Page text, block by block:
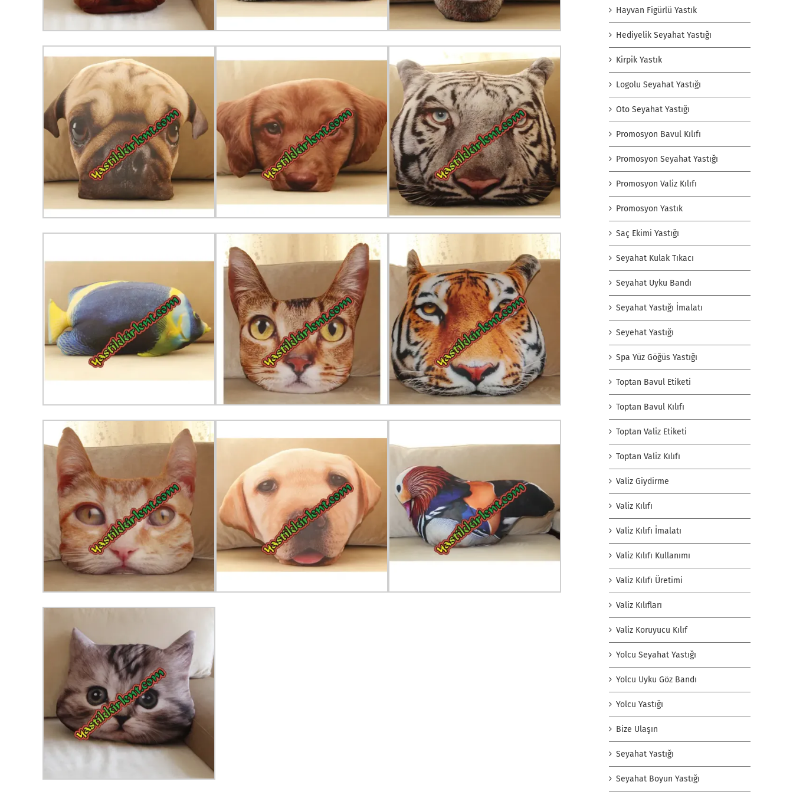
Hayvan Figürlü Yastık
Hediyelik Seyahat Yastığı
Kirpik Yastık
Logolu Seyahat Yastığı
Oto Seyahat Yastığı
Promosyon Bavul Kılıfı
Promosyon Seyahat Yastığı
Promosyon Valiz Kılıfı
Promosyon Yastık
Saç Ekimi Yastığı
Seyahat Kulak Tıkacı
Seyahat Uyku Bandı
Seyahat Yastığı İmalatı
Seyehat Yastığı
Spa Yüz Göğüs Yastığı
Toptan Bavul Etiketi
Toptan Bavul Kılıfı
Toptan Valiz Etiketi
Toptan Valiz Kılıfı
Valiz Giydirme
Valiz Kılıfı
Valiz Kılıfı İmalatı
Valiz Kılıfı Kullanımı
Valiz Kılıfı Üretimi
Valiz Kılıfları
Valiz Koruyucu Kılıf
Yolcu Seyahat Yastığı
Yolcu Uyku Göz Bandı
Yolcu Yastığı
Bize Ulaşın
Seyahat Yastığı
Seyahat Boyun Yastığı